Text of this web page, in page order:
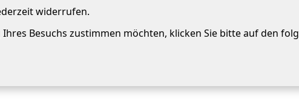
widerrufen.
Besuchs zustimmen möchten, klicken Sie bitte auf den